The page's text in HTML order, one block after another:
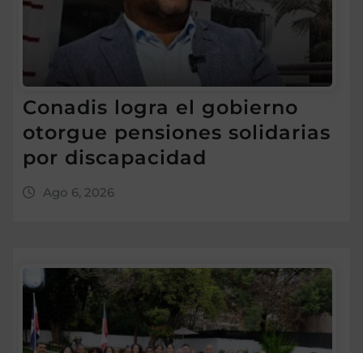
Conadis logra el gobierno
otorgue pensiones solidarias
por discapacidad
Ago 6, 2026